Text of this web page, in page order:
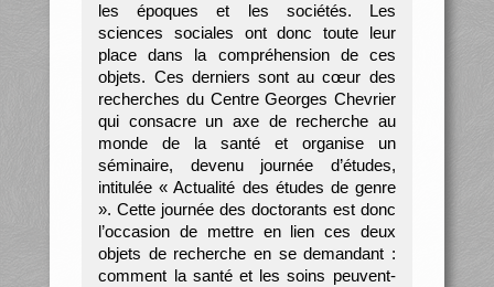
les époques et les sociétés. Les
sciences sociales ont donc toute leur
place dans la compréhension de ces
objets. Ces derniers sont au cœur des
recherches du Centre Georges Chevrier
qui consacre un axe de recherche au
monde de la santé et organise un
séminaire, devenu journée d’études,
intitulée « Actualité des études de genre
». Cette journée des doctorants est donc
l’occasion de mettre en lien ces deux
objets de recherche en se demandant :
comment la santé et les soins peuvent-